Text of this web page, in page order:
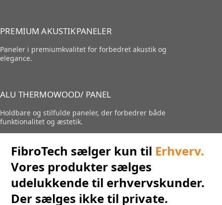
PREMIUM AKUSTIKPANELER
Paneler i premiumkvalitet for forbedret akustik og
elegance.
ALU THERMOWOOD/ PANEL
Holdbare og stilfulde paneler, der forbedrer både
funktionalitet og æstetik.
FibroTech sælger kun til Erhverv.
Vores produkter sælges
udelukkende til erhvervskunder.
Der sælges ikke til private.